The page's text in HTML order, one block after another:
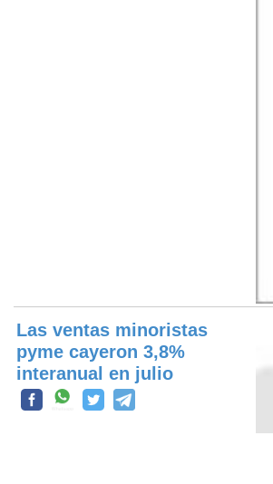
Las ventas minoristas
pyme cayeron 3,8%
interanual en julio